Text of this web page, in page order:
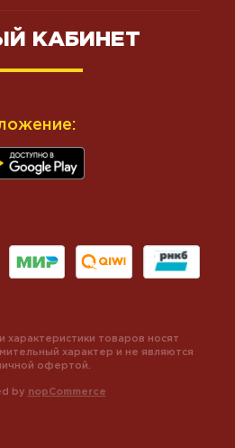
КАБИНЕТ
by nopCommerce
характеристики товаров носят
характер и не являются
офертой.